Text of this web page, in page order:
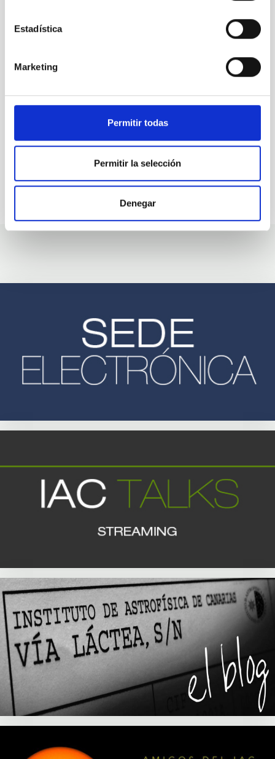
Estadística
Marketing
Permitir todas
Permitir la selección
Denegar
Desde el IAC siempre
estamos buscando gente
con talento.